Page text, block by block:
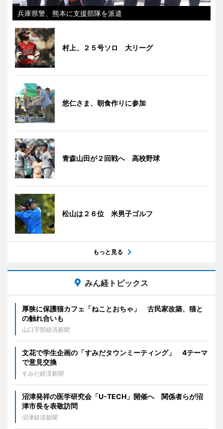
兵庫県警、熊本に支援部隊を派遣
村上、２５号ソロ 大リーグ
悠仁さま、朝食作りに参加
青森山田が２回戦へ 高校野球
松山は２６位 米男子ゴルフ
もっと見る
みん経トピックス
厚狭に保護猫カフェ「ねことおちゃ」 古民家改築、猫と
の触れ合いも
山口宇部経済新聞
文花で学生企画の「すみだタウンミーティング」 4テーマ
で意見交換
すみだ経済新聞
沼津発祥の医学研究会「U-TECH」開催へ 関係者らが沼
津市長を表敬訪問
沼津経済新聞